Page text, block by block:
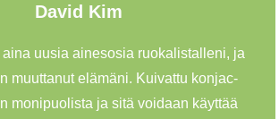
David Kim
uusia ainesosia ruokalistalleni, ja
muuttanut elämäni. Kuivattu konjac-
monipuolista ja sitä voidaan käyttää